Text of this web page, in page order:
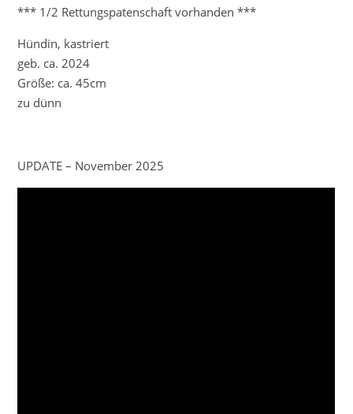
*** 1/2 Rettungspatenschaft vorhanden ***
Hündin, kastriert
geb. ca. 2024
Größe: ca. 45cm
zu dünn
UPDATE – November 2025